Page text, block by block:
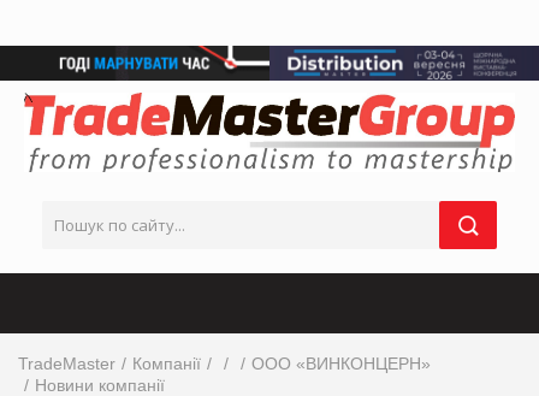
TradeMaster Компанії
ООО «ВИНКОНЦЕРН»
Новини компанії